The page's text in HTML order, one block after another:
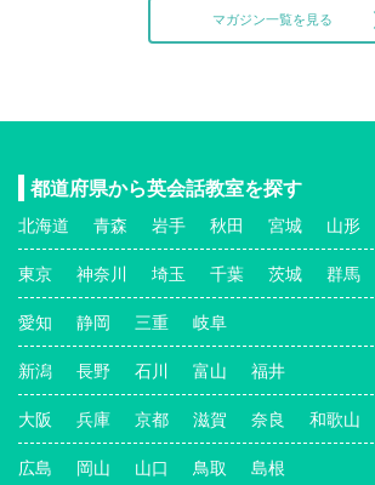
マガジン一覧を見る
都道府県から英会話教室を探す
北海道 青森 岩手 秋田 宮城 山形
東京 神奈川 埼玉 千葉 茨城 群馬
愛知 静岡 三重 岐阜
新潟 長野 石川 富山 福井
大阪 兵庫 京都 滋賀 奈良 和歌山
広島 岡山 山口 鳥取 島根